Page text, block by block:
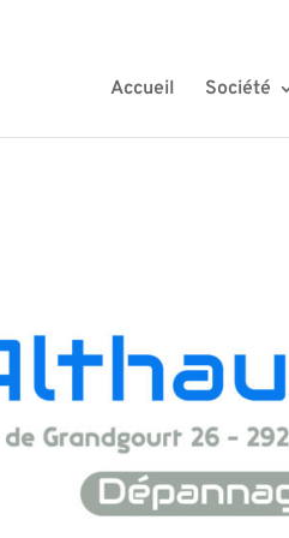
Accueil Société